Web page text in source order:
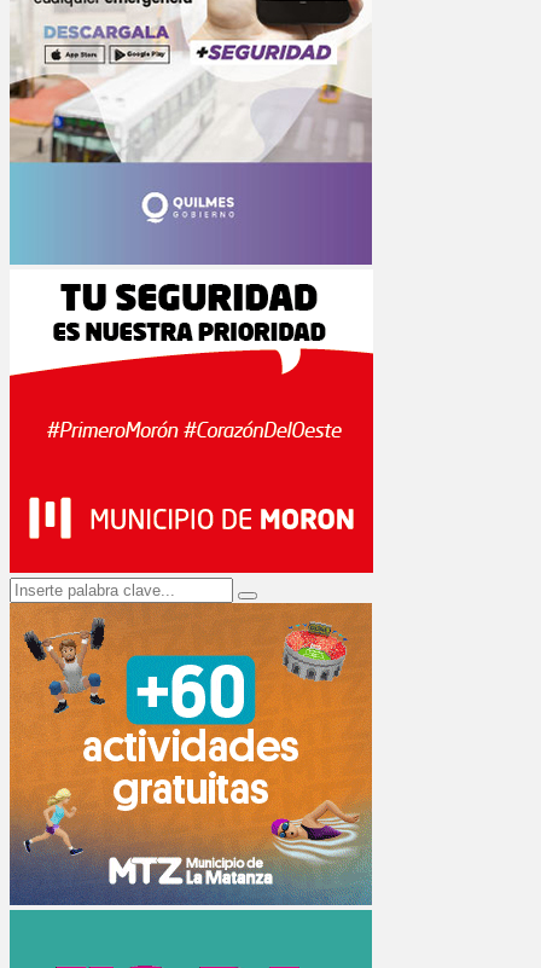
Search
for:
Search